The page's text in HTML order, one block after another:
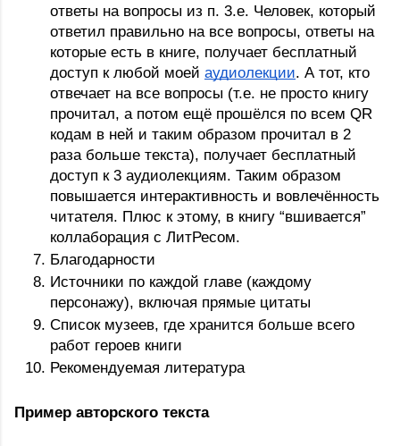
ответы на вопросы из п. 3.e. Человек, который
ответил правильно на все вопросы, ответы на
которые есть в книге, получает бесплатный
доступ к любой моей аудиолекции. А тот, кто
отвечает на все вопросы (т.е. не просто книгу
прочитал, а потом ещё прошёлся по всем QR
кодам в ней и таким образом прочитал в 2
раза больше текста), получает бесплатный
доступ к 3 аудиолекциям. Таким образом
повышается интерактивность и вовлечённость
читателя. Плюс к этому, в книгу “вшивается”
коллаборация с ЛитРесом.
Благодарности
Источники по каждой главе (каждому
персонажу), включая прямые цитаты
Список музеев, где хранится больше всего
работ героев книги
Рекомендуемая литература
Пример авторского текста